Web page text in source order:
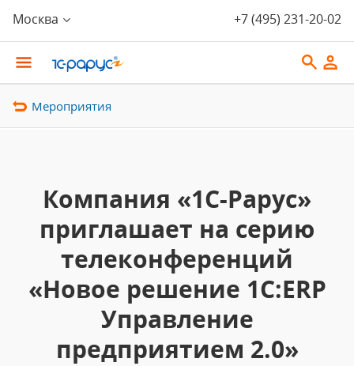
Москва +7 (495) 231-20-02
Мероприятия
Компания «1С-Рарус»
приглашает на серию
телеконференций
«Новое решение 1С:ERP
Управление
предприятием 2.0»